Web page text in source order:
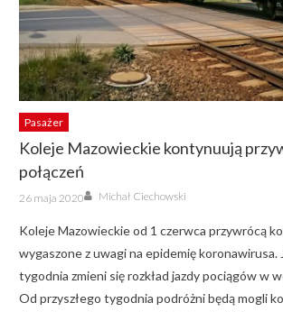
Pasażer
Koleje Mazowieckie kontynuują
połączeń
Posted
on
26 maja 2020 Author
Michał Ciechowski
Koleje Mazowieckie od 1 czerwca przywrócą
wygaszone z uwagi na epidemię koronawirusa.
tygodnia zmieni się rozkład jazdy pociągów w
Od przyszłego tygodnia podróżni będą mogli